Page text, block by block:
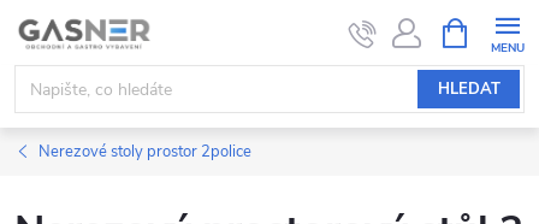
Přejít
obsah
HLEDAT
NÁKUPNÍ
KOŠÍK
Nerezové stoly prostor 2police